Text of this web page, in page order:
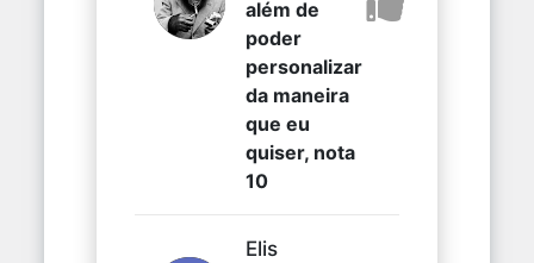
além de
poder
personalizar
da maneira
que eu
quiser, nota
10
Elis